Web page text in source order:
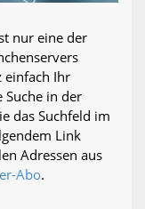
nur eine der
einfach Ihr
Suche in der
das Suchfeld im
Link
Adressen aus
Abo.